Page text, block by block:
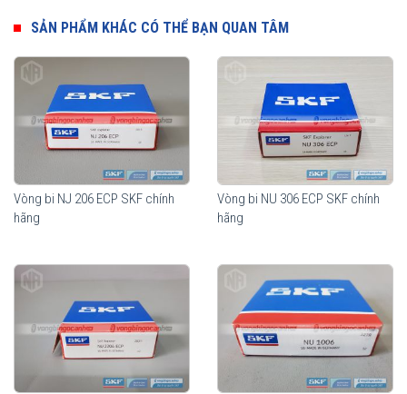
Thành phần quan trọng nhất của vòng bi đũa đỡ SKF là các con
lăn hình trụ. Biên dạng hình học của con lăn dạng logarithmic giúp
phân bổ tải trọng một cách tối ưu trên toàn bộ vùng tiếp xúc trong
vòng bi. Độ nhẵn bề mặt của con lăn tối đa khả năng hình thành
màng bôi trơn, giúp tối ưu hoá chuyển động lăn của con lăn. Lợi
ích mang lại từ những tính năng vượt trội này so với thiết kế truyền
thống là khả năng nâng cao độ tin cậy khi vận hành và khả năng
chịu sự lệch trục tốt hơn.
SẢN PHẨM KHÁC CÓ THỂ BẠN QUAN TÂM
Vòng bi NJ 206 ECP SKF chính
hãng
Vòng bi NU 306 ECP SKF chính
hãng